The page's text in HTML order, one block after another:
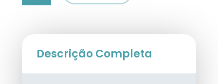
Peitoral
Descrição Completa